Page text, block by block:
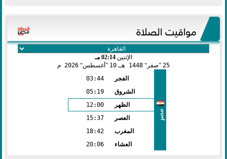
مواقيت الصلاة
الإثنين 02:14 مـ
25 صفر 1448 هـ 10 أغسطس 2026 م
مصر
الفجر
03:44
الشروق
05:19
الظهر
12:00
العصر
15:37
المغرب
18:42
العشاء
20:06